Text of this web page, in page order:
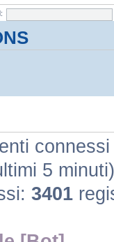
5 minuti)
3401